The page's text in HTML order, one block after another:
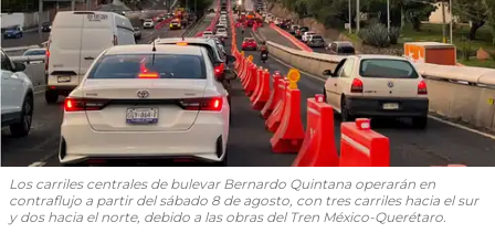
Los carriles centrales de bulevar Bernardo Quintana operarán en
contraflujo a partir del sábado 8 de agosto, con tres carriles hacia el sur
y dos hacia el norte, debido a las obras del Tren México-Querétaro.